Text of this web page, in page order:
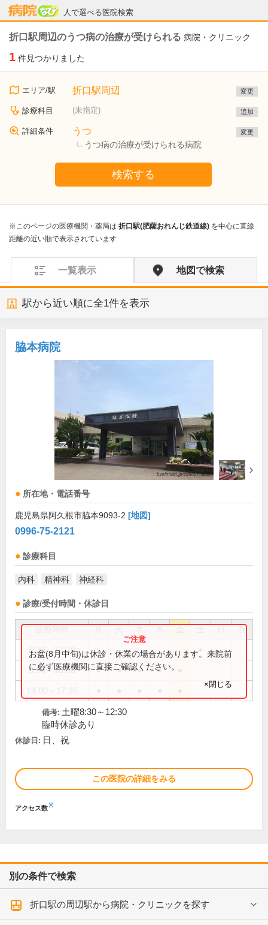
人で選べる医院検索
病院なび
折口駅周辺のうつ病の治療が受けられる 病院・クリニック
1 件見つかりました
エリア/駅 折口駅周辺 変更
診療科目 (未指定) 追加
詳細条件 うつ
うつ病の治療が受けられる病院
変更
検索する
※このページの医療機関・薬局は 折口駅(肥薩おれんじ鉄道線) を中心に直線
距離の近い順で表示されています
一覧表示 地図で検索
駅から近い順に全1件を表示
脇本病院
所在地・電話番号
鹿児島県阿久根市脇本9093-2 [地図]
0996-75-2121
診療科目
内科 精神科 神経科
診療/受付時間・休診日
祝
8:30～12:30
8:30～13:00 ● ● ● ●
お盆(8月中旬)は休診・休業の場合があります。来院前
に必ず医療機関に直接ご確認ください。
×閉じる
備考: 土曜8:30～12:30
臨時休診あり
休診日: 日、祝
この医院の詳細をみる
アクセス数※
別の条件で検索
折口駅の周辺駅から病院・クリニックを探す